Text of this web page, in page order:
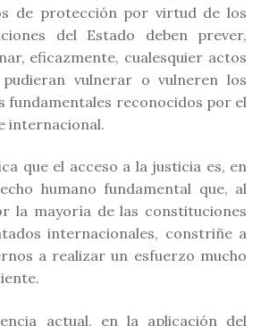
de protección por virtud de los
del Estado deben prever,
eficazmente, cualesquier actos
vulnerar o vulneren los
fundamentales reconocidos por el
internacional.
que el acceso a la justicia es, en
humano fundamental que, al
la mayoría de las constituciones
internacionales, constriñe a
a realizar un esfuerzo mucho
actual, en la aplicación del